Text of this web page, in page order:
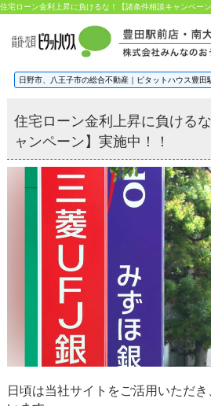
日野市、八王子市の総合不動産｜ピタットハウス豊田
住宅ローン金利上昇に負ける
ャンペーン】実施中！！
日頃は当社サイトをご活用いただ